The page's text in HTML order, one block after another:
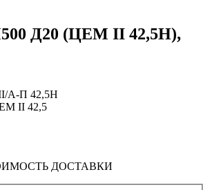
Д20 (ЦEM II 42,5H),
А-П 42,5Н
II 42,5
ДОСТАВКИ